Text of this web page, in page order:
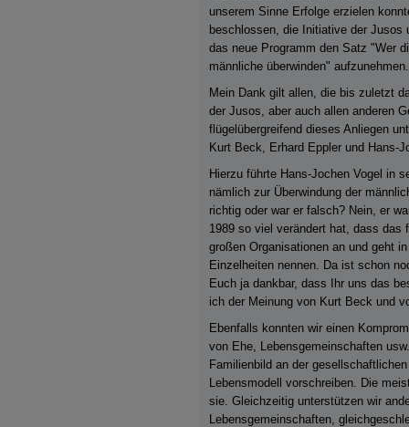
unserem Sinne Erfolge erzielen
beschlossen, die Initiative der Jusos
das neue Programm den Satz "Wer
männliche überwinden" aufzunehmen.
Mein Dank gilt allen, die bis zuletzt
der Jusos, aber auch allen anderen
flügelübergreifend dieses Anliegen
Kurt Beck, Erhard Eppler und Hans-
Hierzu führte Hans-Jochen Vogel in
nämlich zur Überwindung der
richtig oder war er falsch? Nein, er
1989 so viel verändert hat, dass das
großen Organisationen an und geht
Einzelheiten nennen. Da ist schon
Euch ja dankbar, dass Ihr uns das
ich der Meinung von Kurt Beck und
Ebenfalls konnten wir einen
von Ehe, Lebensgemeinschaften
Familienbild an der
Lebensmodell vorschreiben. Die
sie. Gleichzeitig unterstützen wir
Lebensgemeinschaften,